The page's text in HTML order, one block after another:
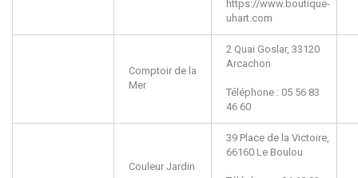
https://www.boutique-
uhart.com
Comptoir de la
Mer
2 Quai Goslar, 33120
Arcachon
Téléphone : 05 56 83
46 60
Couleur Jardin
39 Place de la Victoire,
66160 Le Boulou